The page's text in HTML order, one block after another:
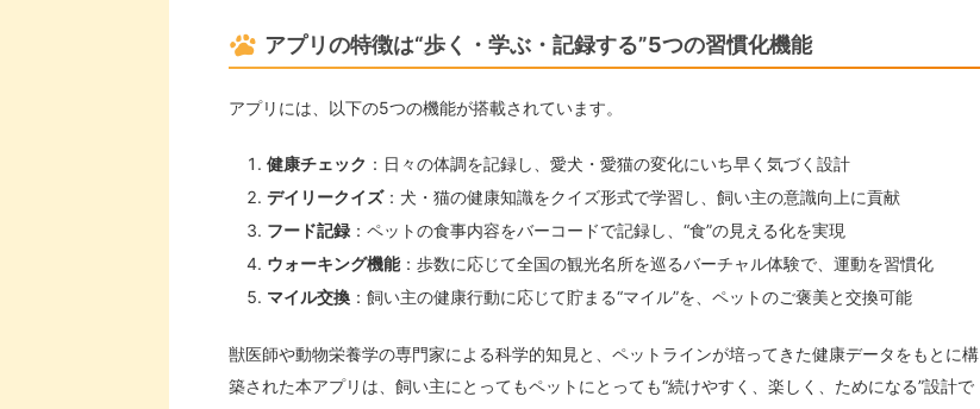
アプリの特徴は“歩く・学ぶ・記録する”5つの習慣化機能
アプリには、以下の5つの機能が搭載されています。
健康チェック ：日々の体調を記録し、愛犬・愛猫の変化にいち早く気づく設計
デイリークイズ：犬・猫の健康知識をクイズ形式で学習し、飼い主の意識向上に貢献
フード記録 ：ペットの食事内容をバーコードで記録し、“食”の見える化を実現
ウォーキング機能：歩数に応じて全国の観光名所を巡るバーチャル体験で、運動を習慣化
マイル交換 ：飼い主の健康行動に応じて貯まる“マイル”を、ペットのご褒美と交換可能
獣医師や動物栄養学の専門家による科学的知見と、ペットラインが培ってきた健康データをもとに構
築された本アプリは、飼い主にとってもペットにとっても“続けやすく、楽しく、ためになる”設計で